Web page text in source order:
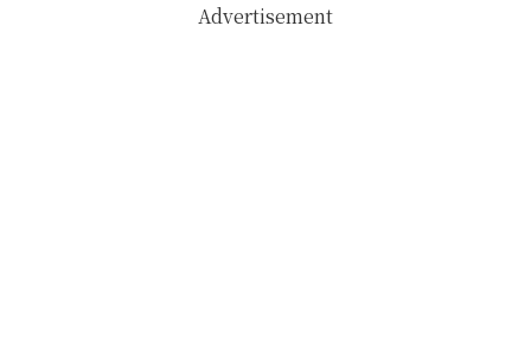
Advertisement